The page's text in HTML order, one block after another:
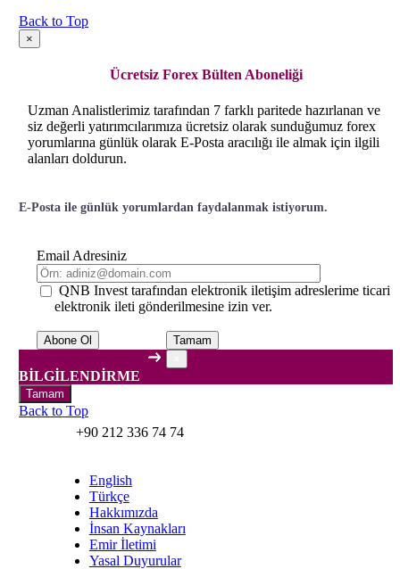
Back to Top
×
Ücretsiz Forex Bülten Aboneliği
Uzman Analistlerimiz tarafından 7 farklı paritede hazırlanan ve
siz değerli yatırımcılarımıza ücretsiz olarak sunduğumuz forex
yorumlarına günlük olarak E-Posta aracılığı ile almak için ilgili
alanları doldurun.
E-Posta ile günlük yorumlardan faydalanmak istiyorum.
Email Adresiniz
QNB Invest tarafından elektronik iletişim adreslerime ticari
elektronik ileti gönderilmesine izin ver.
Tamam
BİLGİLENDİRME
Tamam
Back to Top
+90 212 336 74 74
English
Türkçe
Hakkımızda
İnsan Kaynakları
Emir İletimi
Yasal Duyurular